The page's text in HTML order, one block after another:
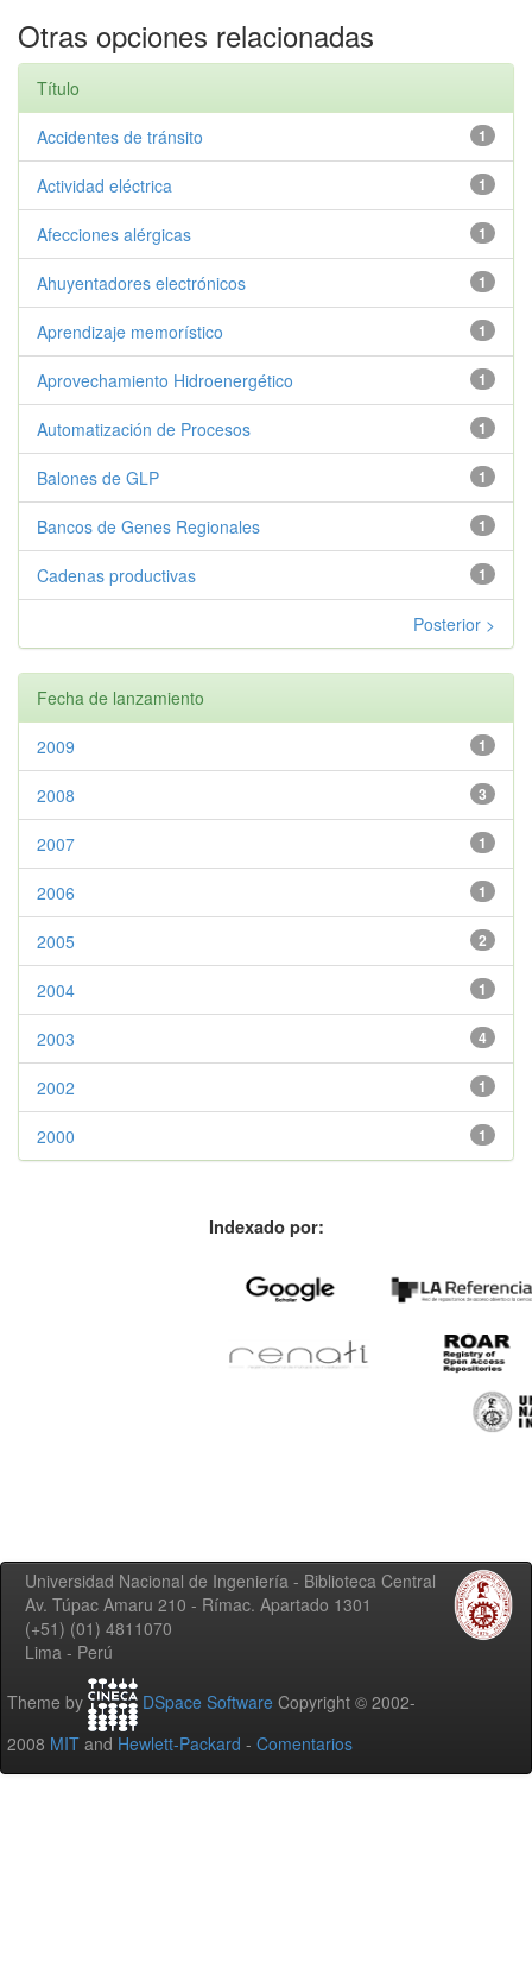
Otras opciones relacionadas
Título
1
Accidentes de tránsito
1
Actividad eléctrica
1
Afecciones alérgicas
1
Ahuyentadores electrónicos
1
Aprendizaje memorístico
1
Aprovechamiento Hidroenergético
1
Automatización de Procesos
1
Balones de GLP
1
Bancos de Genes Regionales
1
Cadenas productivas
Posterior >
Fecha de lanzamiento
1
2009
3
2008
1
2007
1
2006
2
2005
1
2004
4
2003
1
2002
1
2000
Indexado por:
Universidad Nacional de Ingeniería - Biblioteca Central
Av. Túpac Amaru 210 - Rímac. Apartado 1301
(+51) (01) 4811070
Lima - Perú
Theme by DSpace Software Copyright © 2002-
2008 MIT and Hewlett-Packard - Comentarios